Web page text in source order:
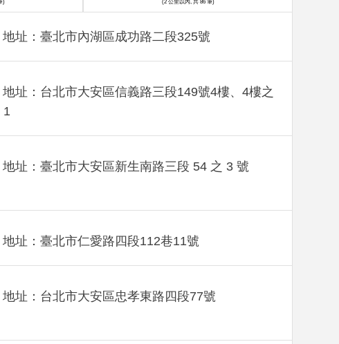
地址：臺北市內湖區成功路二段325號
地址：台北市大安區信義路三段149號4樓、4樓之
1
地址：臺北市大安區新生南路三段 54 之 3 號
地址：臺北市仁愛路四段112巷11號
地址：台北市大安區忠孝東路四段77號
) (2 公里以內, 共 86 筆)